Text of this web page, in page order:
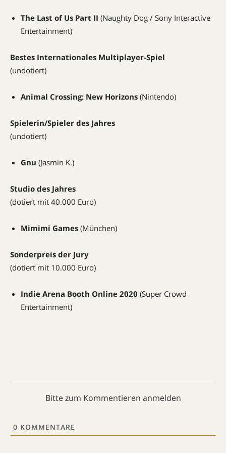
The Last of Us Part II (Naughty Dog / Sony Interactive
Entertainment)
Bestes Internationales Multiplayer-Spiel
(undotiert)
Animal Crossing: New Horizons (Nintendo)
Spielerin/Spieler des Jahres
(undotiert)
Gnu (Jasmin K.)
Studio des Jahres
(dotiert mit 40.000 Euro)
Mimimi Games (München)
Sonderpreis der Jury
(dotiert mit 10.000 Euro)
Indie Arena Booth Online 2020 (Super Crowd
Entertainment)
Bitte zum Kommentieren anmelden
0 KOMMENTARE